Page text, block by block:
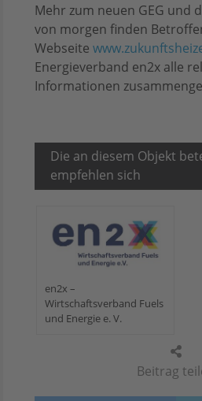
Beitrag
Mehr zum neuen GEG und
von morgen finden
Webseite
Energieverband en2x alle
Informationen
Die an diesem Objekt
empfehlen sich
en2x –
Wirtschaftsverband Fuels
und Energie e. V.